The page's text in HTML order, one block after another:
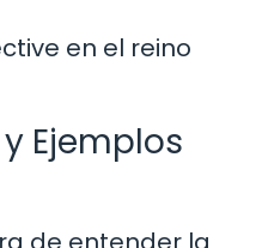
en el reino
Ejemplos